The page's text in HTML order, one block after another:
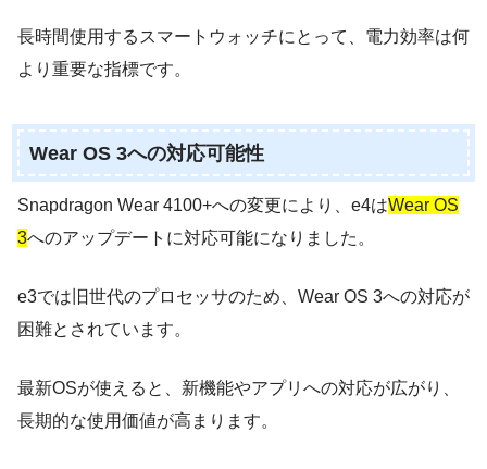
長時間使用するスマートウォッチにとって、電力効率は何
より重要な指標です。
Wear OS 3への対応可能性
Snapdragon Wear 4100+への変更により、e4はWear OS
3へのアップデートに対応可能になりました。
e3では旧世代のプロセッサのため、Wear OS 3への対応が
困難とされています。
最新OSが使えると、新機能やアプリへの対応が広がり、
長期的な使用価値が高まります。